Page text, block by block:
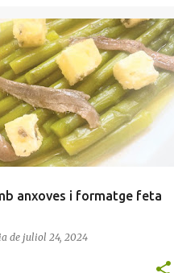
anxoves i formatge feta
de juliol 24, 2024
ESPÀRRECS FORMATGE